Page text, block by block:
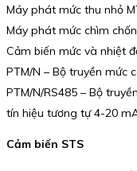
Máy phát mức thu nhỏ
Máy phát mức chìm
Cảm biến mức và nhiệt
PTM/N – Bộ truyền mức
PTM/N/RS485 – Bộ
tín hiệu tương tự 4-20
Cảm biến STS